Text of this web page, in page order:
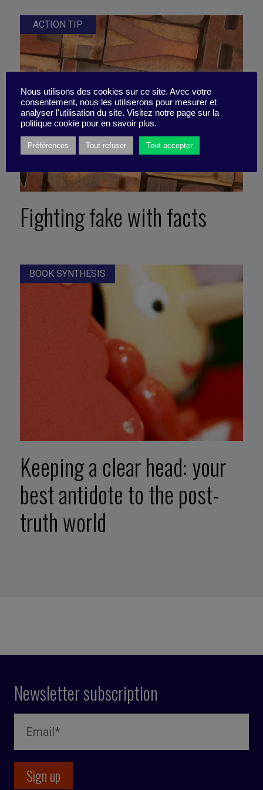
ACTION TIP
Fighting fake with facts
BOOK SYNTHESIS
Keeping a clear head: your
best antidote to the post-
truth world
Newsletter subscription
Nous utilisons des cookies sur ce site. Avec votre
consentement, nous les utiliserons pour mesurer et
analyser l'utilisation du site. Visitez notre page sur la
politique cookie pour en savoir plus.
Préférences Tout refuser Tout accepter